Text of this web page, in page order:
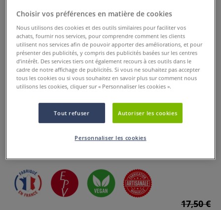
Pinceau aquarelle de poche
0 Commentaires
Le pinceau aquarelle de poche outremer série 2035RO est
17,50 €
Choisir vos préférences en matière de cookies
Nous utilisons des cookies et des outils similaires pour faciliter vos
achats, fournir nos services, pour comprendre comment les clients
utilisent nos services afin de pouvoir apporter des améliorations, et pour
présenter des publicités, y compris des publicités basées sur les centres
d’intérêt. Des services tiers ont également recours à ces outils dans le
cadre de notre affichage de publicités. Si vous ne souhaitez pas accepter
tous les cookies ou si vous souhaitez en savoir plus sur comment nous
utilisons les cookies, cliquer sur « Personnaliser les cookies ».
Tout refuser Autoriser les cookies
Personnaliser les cookies